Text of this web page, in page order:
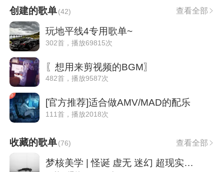
创建的歌单(42) 查看全部
玩地平线4专用歌单~
302首，播放69815次
〖想用来剪视频的BGM〗
482首，播放9587次
[官方推荐]适合做AMV/MAD的配乐
111首，播放2018次
收藏的歌单(76) 查看全部
梦核美学 | 怪诞 虚无 迷幻 超现实主义风